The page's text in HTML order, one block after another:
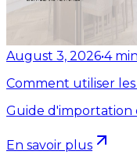
August 3, 2026•4
Comment utiliser
Guide d'importation
En savoir plus